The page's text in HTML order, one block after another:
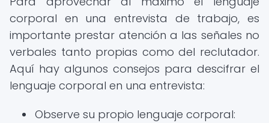
corporal en una entrevista de trabajo, es
importante prestar atención a las señales no
verbales tanto propias como del reclutador.
Aquí hay algunos consejos para descifrar el
lenguaje corporal en una entrevista:
Observe su propio lenguaje corporal: